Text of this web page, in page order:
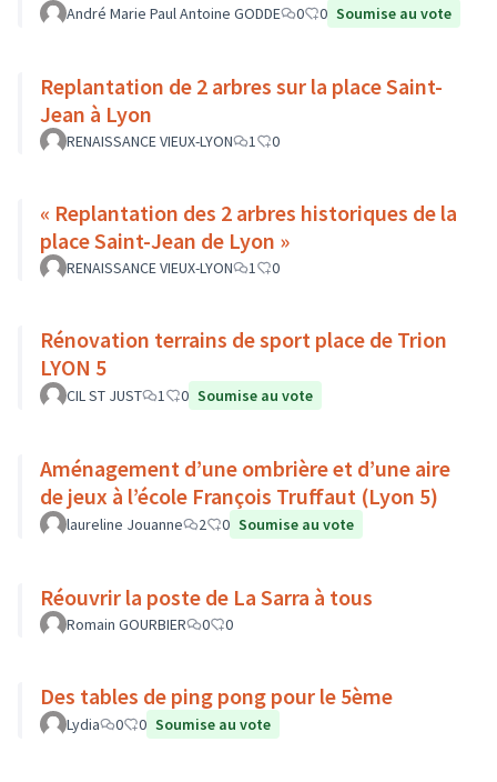
André Marie Paul Antoine GODDE 0 0 Soumise au vote
Replantation de 2 arbres sur la place Saint-
Jean à Lyon
RENAISSANCE VIEUX-LYON 1 0
« Replantation des 2 arbres historiques de la
place Saint-Jean de Lyon »
RENAISSANCE VIEUX-LYON 1 0
Rénovation terrains de sport place de Trion
LYON 5
CIL ST JUST 1 0 Soumise au vote
Aménagement d’une ombrière et d’une aire
de jeux à l’école François Truffaut (Lyon 5)
laureline Jouanne 2 0 Soumise au vote
Réouvrir la poste de La Sarra à tous
Romain GOURBIER 0 0
Des tables de ping pong pour le 5ème
Lydia 0 0 Soumise au vote